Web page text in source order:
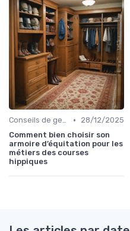
Conseils de gestion d’écurie •
28/12/2025
Comment bien choisir son
armoire d’équitation pour les
métiers des courses
hippiques